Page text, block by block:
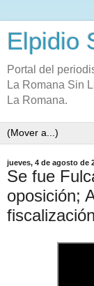
Elpidio
Portal del
La Romana Sin
La Romana.
jueves, 4 de agosto de
Se fue
oposición;